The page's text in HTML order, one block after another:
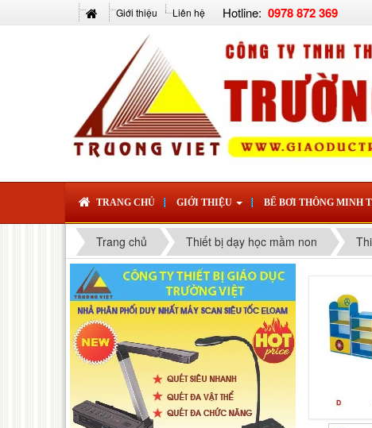
Giới thiệu Liên hệ Hotline: 0978 872 369
TRANG CHỦ GIỚI THIỆU BỂ BƠI THÔNG MINH
Trang chủ Thiết bị dạy học mầm non